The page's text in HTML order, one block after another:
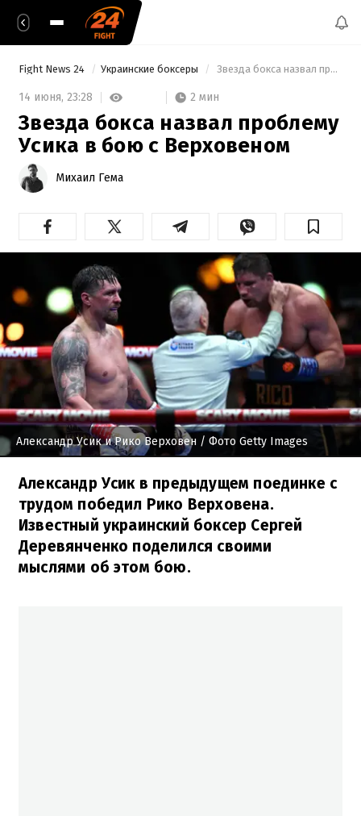
Fight News 24 Украинские боксеры Звезда бокса назвал проблему Усика в бою с Верховеном
14 июня, 23:28 2 мин
Звезда бокса назвал проблему
Усика в бою с Верховеном
Михаил Гема
Александр Усик и Рико Верховен / Фото Getty Images
Александр Усик в предыдущем поединке с
трудом победил Рико Верховена.
Известный украинский боксер Сергей
Деревянченко поделился своими
мыслями об этом бою.